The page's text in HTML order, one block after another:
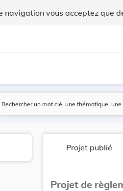
navigation vous acceptez que
Projet publié
Projet de